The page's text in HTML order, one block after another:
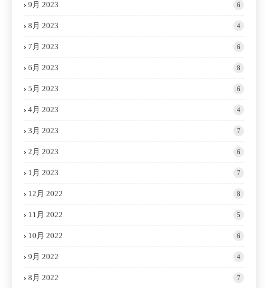
9月 2023 6
8月 2023 4
7月 2023 6
6月 2023 8
5月 2023 6
4月 2023 4
3月 2023 7
2月 2023 6
1月 2023 7
12月 2022 8
11月 2022 5
10月 2022 6
9月 2022 4
8月 2022 7